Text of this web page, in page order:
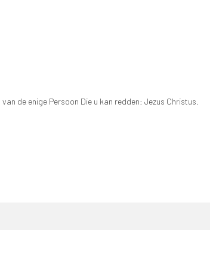
de enige Persoon Die u kan redden: Jezus Christus.